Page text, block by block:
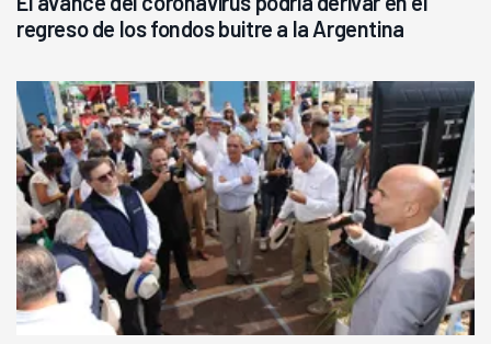
regreso de los fondos buitre a la Argentina